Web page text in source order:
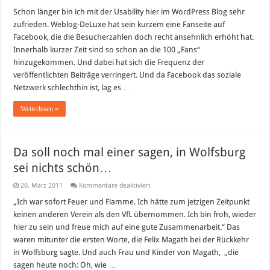
Schon länger bin ich mit der Usability hier im WordPress Blog sehr
zufrieden. Weblog-DeLuxe hat sein kurzem eine Fanseite auf
Facebook, die die Besucherzahlen doch recht ansehnlich erhöht hat.
Innerhalb kurzer Zeit sind so schon an die 100 „Fans“
hinzugekommen. Und dabei hat sich die Frequenz der
veröffentlichten Beiträge verringert. Und da Facebook das soziale
Netzwerk schlechthin ist, lag es …
Weiterlesen »
Da soll noch mal einer sagen, in Wolfsburg
sei nichts schön…
20. März 2011 Kommentare deaktiviertfür
soll
mal
einer
sagen,
in
sei
„Ich war sofort Feuer und Flamme. Ich hätte zum jetzigen Zeitpunkt
keinen anderen Verein als den VfL übernommen. Ich bin froh, wieder
hier zu sein und freue mich auf eine gute Zusammenarbeit.“ Das
waren mitunter die ersten Worte, die Felix Magath bei der Rückkehr
in Wolfsburg sagte. Und auch Frau und Kinder von Magath, „die
sagen heute noch: Oh, wie …